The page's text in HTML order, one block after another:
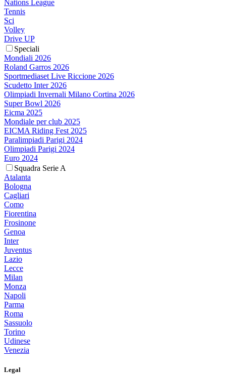
Nations League
Tennis
Sci
Volley
Drive UP
Speciali
Mondiali 2026
Roland Garros 2026
Sportmediaset Live Riccione 2026
Scudetto Inter 2026
Olimpiadi Invernali Milano Cortina 2026
Super Bowl 2026
Eicma 2025
Mondiale per club 2025
EICMA Riding Fest 2025
Paralimpiadi Parigi 2024
Olimpiadi Parigi 2024
Euro 2024
Squadra Serie A
Atalanta
Bologna
Cagliari
Como
Fiorentina
Frosinone
Genoa
Inter
Juventus
Lazio
Lecce
Milan
Monza
Napoli
Parma
Roma
Sassuolo
Torino
Udinese
Venezia
Legal